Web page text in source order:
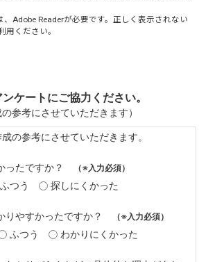
、Adobe Readerが必要です。正しく表示されない
用ください。